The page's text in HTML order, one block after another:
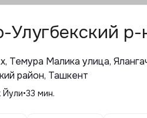
Улугбекский р-
Темура Малика улица,
район, Ташкент
Йули•33 мин.